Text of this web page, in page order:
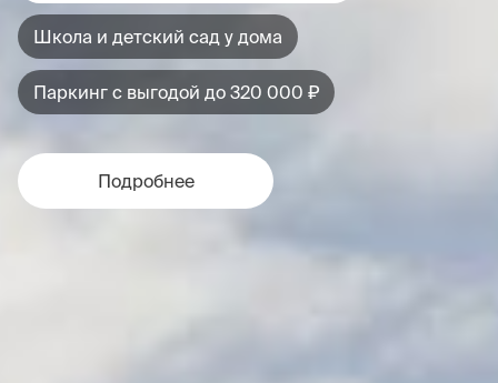
Школа и детский сад у дома
Паркинг с выгодой до 320 000 ₽
Подробнее